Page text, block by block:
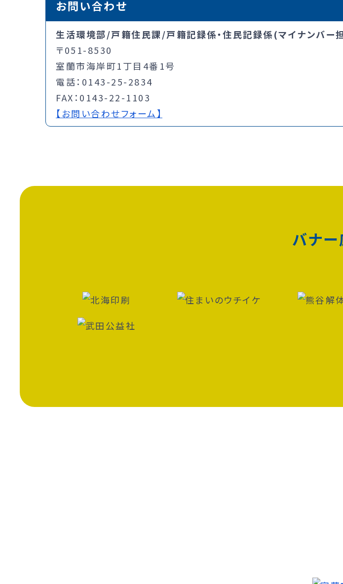
お問い合わせ
生活環境部/戸籍住民課/戸籍記録係・住民記録係(マイナンバー
〒051-8530
室蘭市海岸町1丁目4番1号
電話：0143-25-2834
FAX：0143-22-1103
【お問い合わせフォーム】
バナ